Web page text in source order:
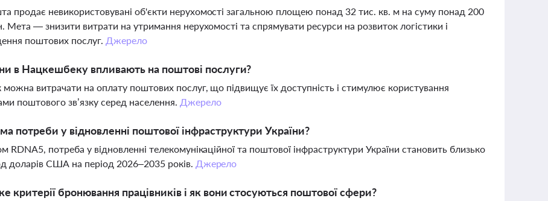
продає невикористовувані об'єкти нерухомості загальною площею понад 32 тис. кв. м на суму понад 200
Мета — знизити витрати на утримання нерухомості та спрямувати ресурси на розвиток логістики і
поштових послуг. Джерело
в Нацкешбеку впливають на поштові послуги?
витрачати на оплату поштових послуг, що підвищує їх доступність і стимулює користування
поштового зв’язку серед населення. Джерело
потреби у відновленні поштової інфраструктури України?
RDNA5, потреба у відновленні телекомунікаційної та поштової інфраструктури України становить близько
доларів США на період 2026–2035 років. Джерело
критерії бронювання працівників і як вони стосуються поштової сфери?